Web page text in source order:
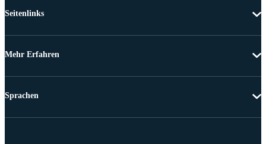
Seitenlinks
Mehr Erfahren
Sprachen